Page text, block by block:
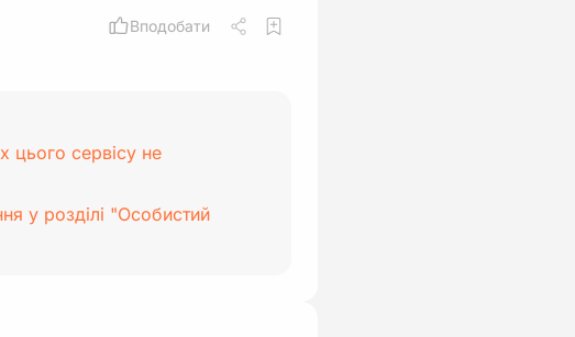
Вподобати
цього сервісу не
у розділі "Особистий